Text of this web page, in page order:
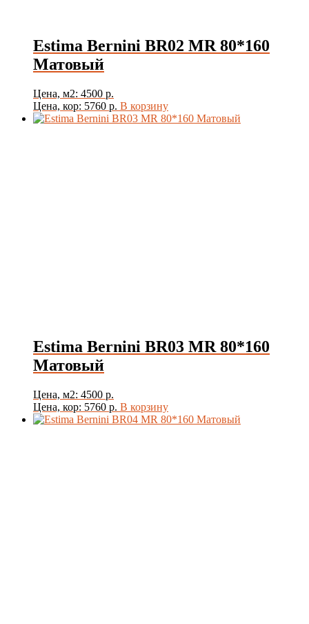
Estima Bernini BR02 MR 80*160
Матовый
Цена, м2: 4500 р.
Цена, кор: 5760 р. В корзину
Estima Bernini BR03 MR 80*160
Матовый
Цена, м2: 4500 р.
Цена, кор: 5760 р. В корзину